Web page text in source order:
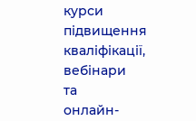
курси
підвищення
кваліфікації,
вебінари
та
онлайн-